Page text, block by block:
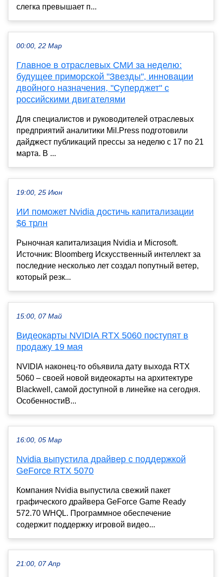
слегка превышает п...
00:00, 22 Мар
Главное в отраслевых СМИ за неделю:
будущее приморской "Звезды", инновации
двойного назначения, "Суперджет" с
российскими двигателями
Для специалистов и руководителей отраслевых
предприятий аналитики Mil.Press подготовили
дайджест публикаций прессы за неделю с 17 по 21
марта. В ...
19:00, 25 Июн
ИИ поможет Nvidia достичь капитализации
$6 трлн
Рыночная капитализация Nvidia и Microsoft.
Источник: Bloomberg Искусственный интеллект за
последние несколько лет создал попутный ветер,
который резк...
15:00, 07 Май
Видеокарты NVIDIA RTX 5060 поступят в
продажу 19 мая
NVIDIA наконец-то объявила дату выхода RTX
5060 – своей новой видеокарты на архитектуре
Blackwell, самой доступной в линейке на сегодня.
ОсобенностиВ...
16:00, 05 Мар
Nvidia выпустила драйвер с поддержкой
GeForce RTX 5070
Компания Nvidia выпустила свежий пакет
графического драйвера GeForce Game Ready
572.70 WHQL. Программное обеспечение
содержит поддержку игровой видео...
21:00, 07 Апр